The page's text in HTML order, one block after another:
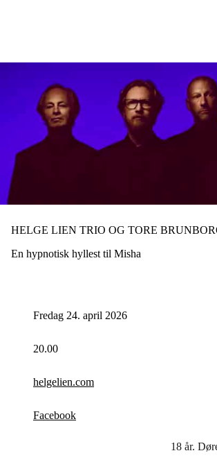
HELGE LIEN TRIO OG TORE
En hypnotisk hyllest til Misha
Fredag 24. april 2026
20.00
helgelien.com
Facebook
18 år.